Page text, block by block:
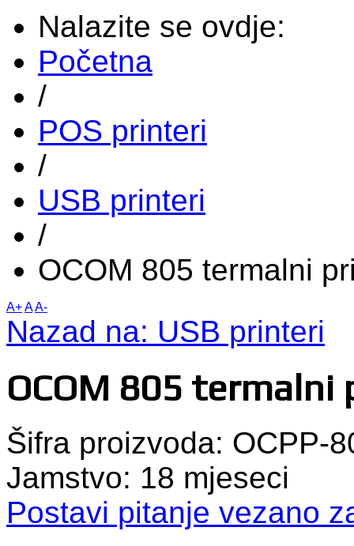
Nalazite se ovdje:
Početna
/
POS printeri
/
USB printeri
/
OCOM 805 termalni
A+AA-
Nazad na: USB printeri
OCOM 805
Šifra proizvoda: OCPP-
Jamstvo: 18 mjeseci
Postavi pitanje vezano